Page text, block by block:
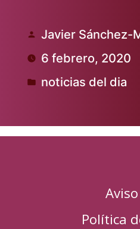
Publicado
por
Javier Sánchez-
6 febrero, 2020
Publicado
noticias del dia
Política